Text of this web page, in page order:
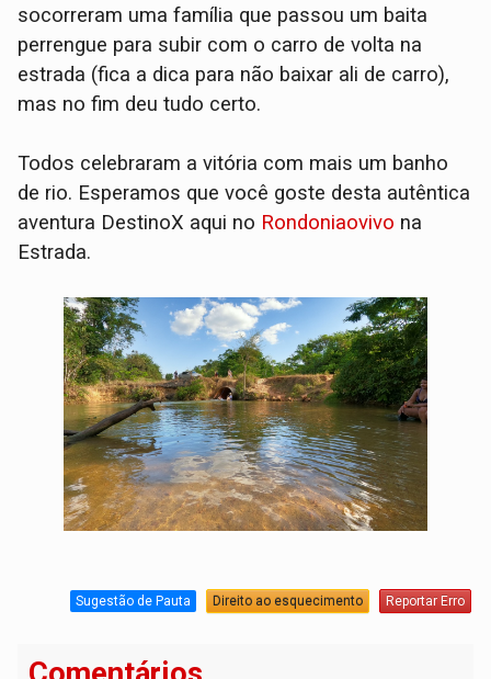
socorreram uma família que passou um baita
perrengue para subir com o carro de volta na
estrada (fica a dica para não baixar ali de carro),
mas no fim deu tudo certo.
Todos celebraram a vitória com mais um banho
de rio. Esperamos que você goste desta autêntica
aventura DestinoX aqui no Rondoniaovivo na
Estrada.
Sugestão de Pauta Direito ao esquecimento Reportar Erro